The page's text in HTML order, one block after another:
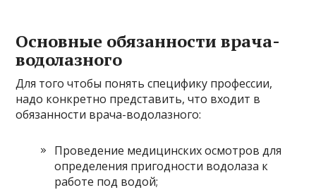
Основные обязанности врача-
водолазного
Для того чтобы понять специфику профессии,
надо конкретно представить, что входит в
обязанности врача-водолазного:
Проведение медицинских осмотров для
определения пригодности водолаза к
работе под водой;